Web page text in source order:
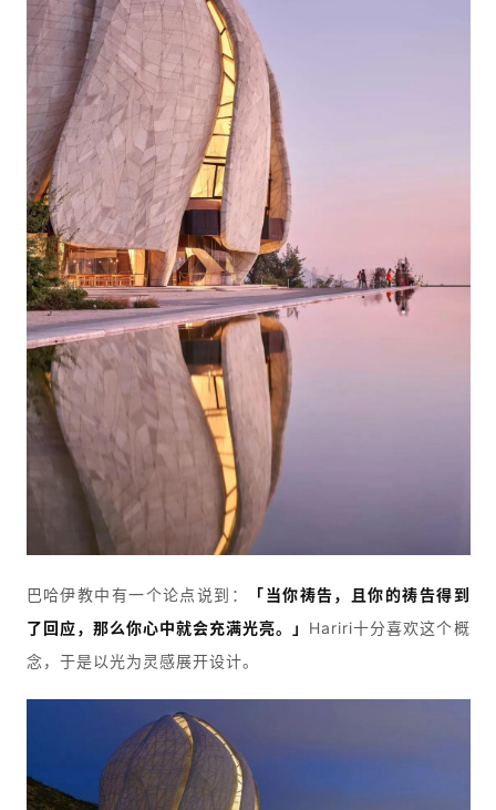
巴哈伊教中有一个论点说到：
「当你祷告，且你的祷告得到
了回应，那么你心中就会充满光亮。
」 Hariri十分喜欢这个概
念，于是以光为灵感展开设计。